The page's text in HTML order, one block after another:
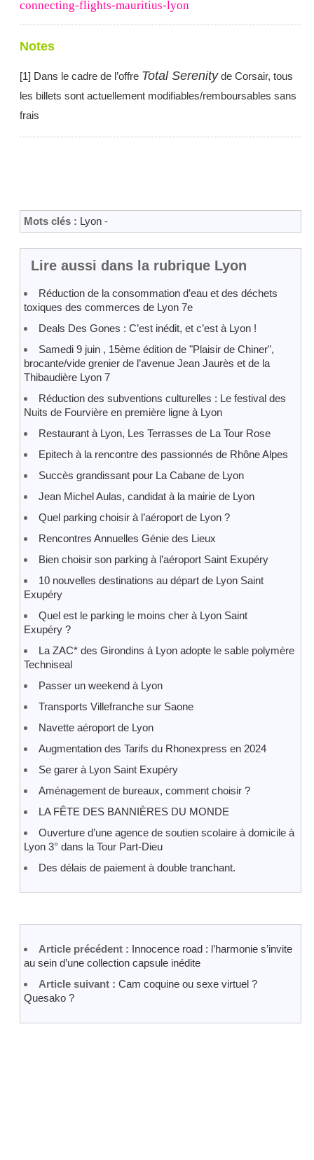
connecting-flights-mauritius-lyon
Notes
[1] Dans le cadre de l’offre Total Serenityde Corsair, tous
les billets sont actuellement modifiables/remboursables sans
frais
Mots clés : Lyon -
Lire aussi dans la rubrique Lyon
Réduction de la consommation d’eau et des déchets
toxiques des commerces de Lyon 7e
Deals Des Gones : C’est inédit, et c’est à Lyon !
Samedi 9 juin , 15ème édition de "Plaisir de Chiner",
brocante/vide grenier de l’avenue Jean Jaurès et de la
Thibaudière Lyon 7
Réduction des subventions culturelles : Le festival des
Nuits de Fourvière en première ligne à Lyon
Restaurant à Lyon, Les Terrasses de La Tour Rose
Epitech à la rencontre des passionnés de Rhône Alpes
Succès grandissant pour La Cabane de Lyon
Jean Michel Aulas, candidat à la mairie de Lyon
Quel parking choisir à l’aéroport de Lyon ?
Rencontres Annuelles Génie des Lieux
Bien choisir son parking à l’aéroport Saint Exupéry
10 nouvelles destinations au départ de Lyon Saint
Exupéry
Quel est le parking le moins cher à Lyon Saint
Exupéry ?
La ZAC* des Girondins à Lyon adopte le sable polymère
Techniseal
Passer un weekend à Lyon
Transports Villefranche sur Saone
Navette aéroport de Lyon
Augmentation des Tarifs du Rhonexpress en 2024
Se garer à Lyon Saint Exupéry
Aménagement de bureaux, comment choisir ?
LA FÊTE DES BANNIÈRES DU MONDE
Ouverture d’une agence de soutien scolaire à domicile à
Lyon 3° dans la Tour Part-Dieu
Des délais de paiement à double tranchant.
Article précédent : Innocence road : l’harmonie s’invite
au sein d’une collection capsule inédite
Article suivant : Cam coquine ou sexe virtuel ?
Quesako ?